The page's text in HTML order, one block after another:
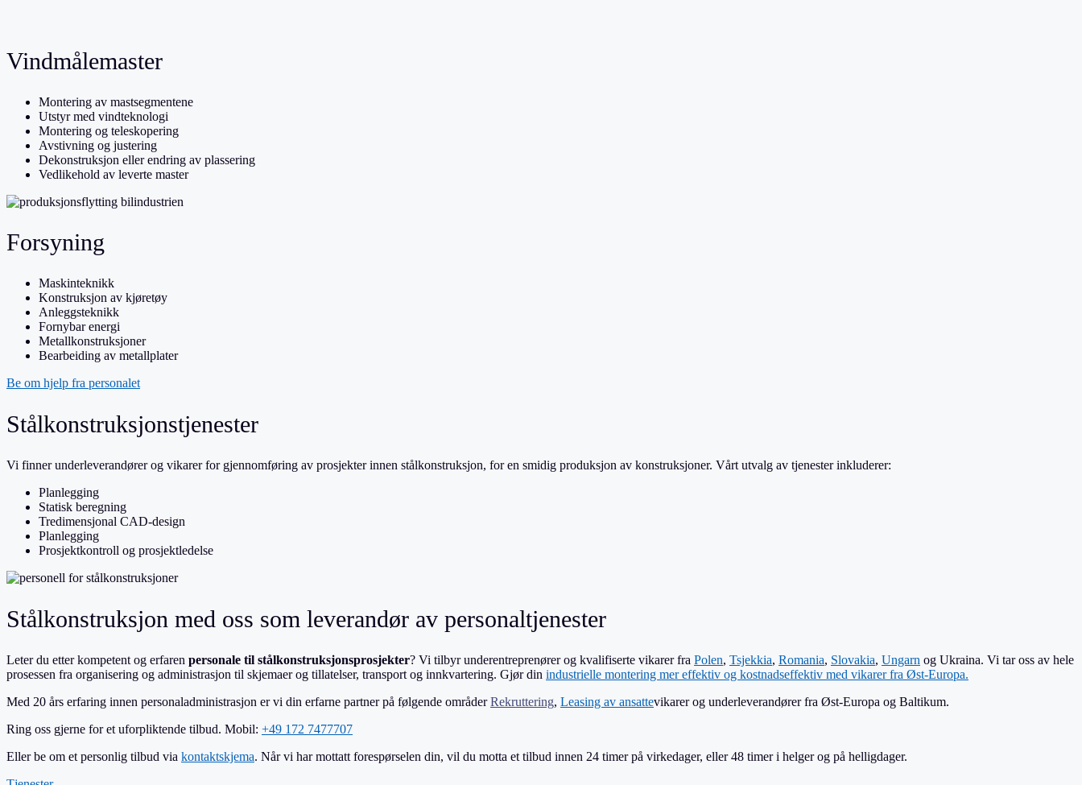
Vindmålemaster
Montering av mastsegmentene
Utstyr med vindteknologi
Montering og teleskopering
Avstivning og justering
Dekonstruksjon eller endring av plassering
Vedlikehold av leverte master
Forsyning
Maskinteknikk
Konstruksjon av kjøretøy
Anleggsteknikk
Fornybar energi
Metallkonstruksjoner
Bearbeiding av metallplater
Be om hjelp fra personalet
Stålkonstruksjonstjenester
Vi finner underleverandører og vikarer for gjennomføring av prosjekter innen stålkonstruksjon, for en smidig produksjon av konstruksjoner. Vårt utvalg av tjenester inkluderer:
Planlegging
Statisk beregning
Tredimensjonal CAD-design
Planlegging
Prosjektkontroll og prosjektledelse
Stålkonstruksjon med oss som leverandør av personaltjenester
Leter du etter kompetent og erfaren personale til stålkonstruksjonsprosjekter? Vi tilbyr underentreprenører og kvalifiserte vikarer fra Polen, Tsjekkia, Romania, Slovakia, Ungarn og Ukraina. Vi tar oss av hele
prosessen fra organisering og administrasjon til skjemaer og tillatelser, transport og innkvartering. Gjør din industrielle montering mer effektiv og kostnadseffektiv med vikarer fra Øst-Europa.
Med 20 års erfaring innen personaladministrasjon er vi din erfarne partner på følgende områderRekruttering, Leasing av ansattevikarer og underleverandører fra Øst-Europa og Baltikum.
Ring oss gjerne for et uforpliktende tilbud. Mobil: +49 172 7477707
Eller be om et personlig tilbud via kontaktskjema. Når vi har mottatt forespørselen din, vil du motta et tilbud innen 24 timer på virkedager, eller 48 timer i helger og på helligdager.